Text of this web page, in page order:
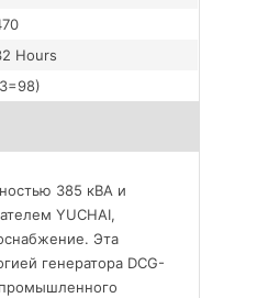
Hours
385 кВА и
YUCHAI,
Эта
генератора DCG-